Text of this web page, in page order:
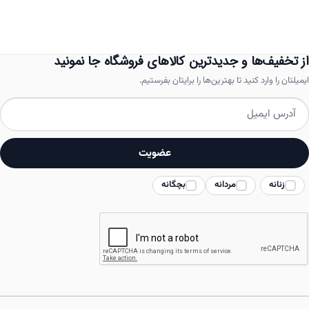
باشد.
ها
در
از تخفیف‌ها و جدیدترین کالاهای فروشگاه جا نمونید
ایمیلتان را وارد کنید تا بهترین‌ها را برایتان بفرستیم.
زنانه مردانه بچگانه
عضویت